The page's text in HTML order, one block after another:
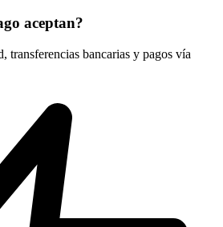
aceptan?
transferencias bancarias y pagos vía